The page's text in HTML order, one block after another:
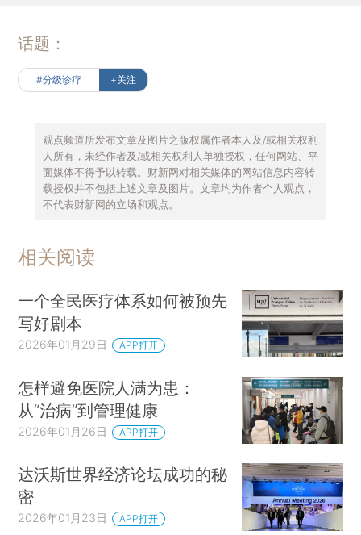
话题：
#分级诊疗 +关注
观点频道所发布文章及图片之版权属作者本人及/或相关权利
人所有，未经作者及/或相关权利人单独授权，任何网站、平
面媒体不得予以转载。财新网对相关媒体的网站信息内容转
载授权并不包括上述文章及图片。文章均为作者个人观点，
不代表财新网的立场和观点。
相关阅读
一个全民医疗体系如何被预先
写好剧本
2026年01月29日 APP打开
怎样避免医院人满为患：
从“治病”到管理健康
2026年01月26日 APP打开
达沃斯世界经济论坛成功的秘
密
2026年01月23日 APP打开